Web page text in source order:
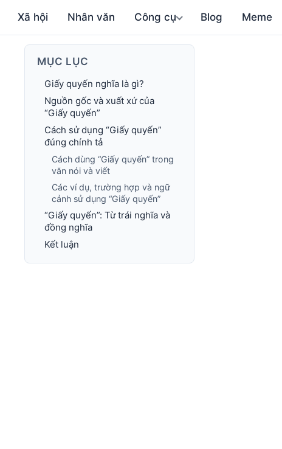
Xã hội Nhân văn Công cụ Blog Meme
MỤC LỤC
Giấy quyến nghĩa là gì?
Nguồn gốc và xuất xứ của
“Giấy quyến”
Cách sử dụng “Giấy quyến”
đúng chính tả
Cách dùng “Giấy quyến” trong
văn nói và viết
Các ví dụ, trường hợp và ngữ
cảnh sử dụng “Giấy quyến”
“Giấy quyến”: Từ trái nghĩa và
đồng nghĩa
Kết luận